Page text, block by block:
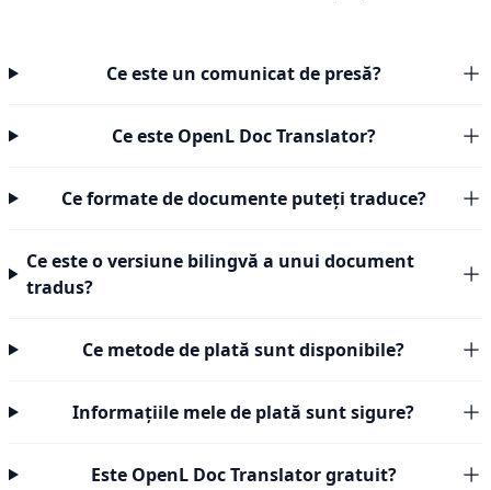
Ce este un comunicat de presă?
Ce este OpenL Doc Translator?
Ce formate de documente puteți traduce?
Ce este o versiune bilingvă a unui document
tradus?
Ce metode de plată sunt disponibile?
Informațiile mele de plată sunt sigure?
Este OpenL Doc Translator gratuit?